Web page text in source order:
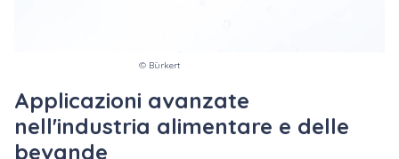
© Bürkert
Applicazioni avanzate
nell'industria alimentare e delle
bevande